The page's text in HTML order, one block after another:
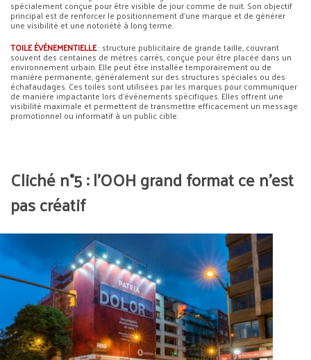
spécialement conçue pour être visible de jour comme de nuit. Son objectif
principal est de renforcer le positionnement d’une marque et de générer
une visibilité et une notoriété à long terme.
TOILE ÉVÉNEMENTIELLE: structure publicitaire de grande taille, couvrant
souvent des centaines de mètres carrés, conçue pour être placée dans un
environnement urbain. Elle peut être installée temporairement ou de
manière permanente, généralement sur des structures spéciales ou des
échafaudages. Ces toiles sont utilisées par les marques pour communiquer
de manière impactante lors d’événements spécifiques. Elles offrent une
visibilité maximale et permettent de transmettre efficacement un message
promotionnel ou informatif à un public cible.
Cliché n°5 : l’OOH grand format ce n’est
pas créatif